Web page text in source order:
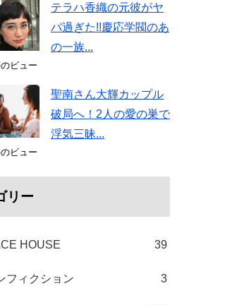
テラハ香織の元彼がヤ
バ過ぎた!!慶応学閥のあ
の一族...
ビュー
聖南さん大輝カップル
破局へ！2人の愛の巣で
浮気三昧...
ビュー
リー
HOUSE 39
フィクション 3